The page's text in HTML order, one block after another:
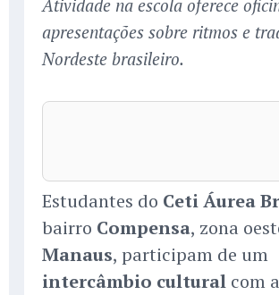
Atividade na escola oferece
apresentações sobre ritmos e
Nordeste brasileiro.
Estudantes do Ceti Áurea
bairro Compensa, zona
Manaus, participam de um
intercâmbio cultural com